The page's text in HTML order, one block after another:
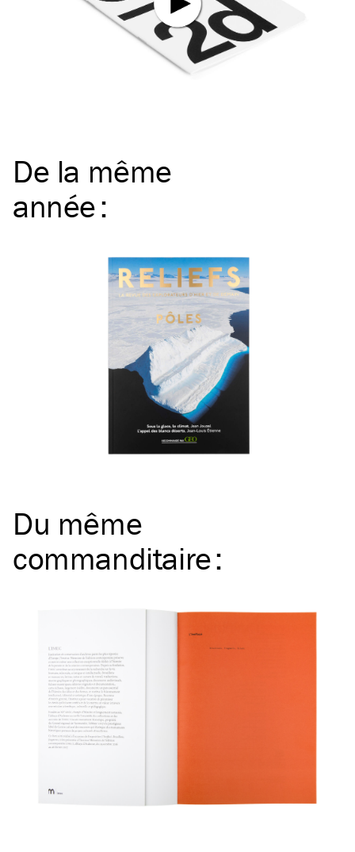
De la même
année:
Du même
commanditaire: